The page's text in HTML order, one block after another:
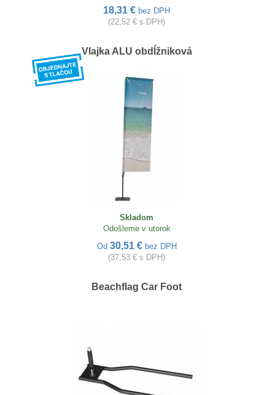
18,31 € bez DPH
(22,52 € s DPH)
Vlajka ALU obdĺžniková
Skladom
Odošleme v utorok
Od 30,51 € bez DPH
(37,53 € s DPH)
Beachflag Car Foot